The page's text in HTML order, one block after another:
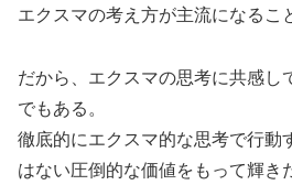
エクスマの考え方が主流になるこ
だから、エクスマの思考に共感し
でもある。
徹底的にエクスマ的な思考で行動
はない圧倒的な価値をもって輝き